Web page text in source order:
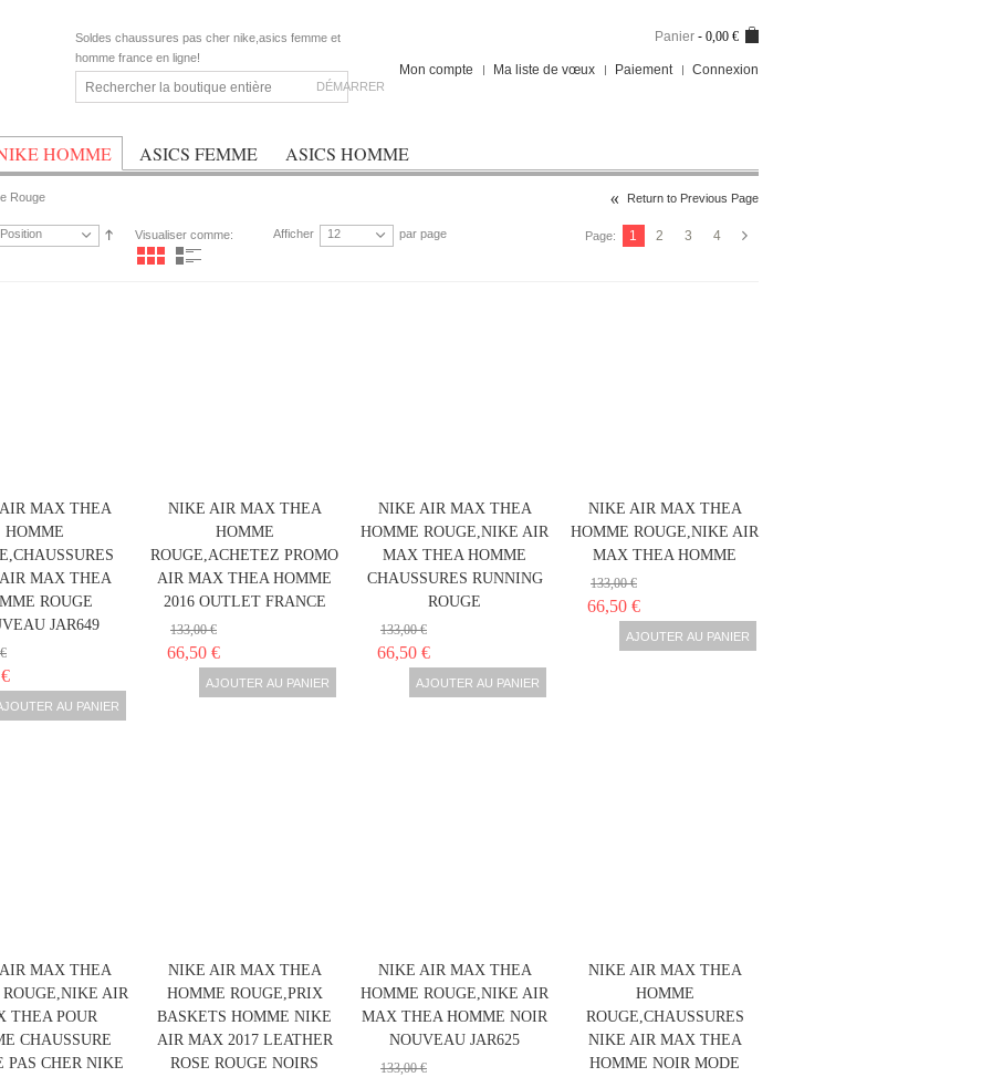
Soldes chaussures pas cher nike,asics femme et
homme france en ligne!
DÉMARRER
Panier - 0,00 €
Mon compte Ma liste de vœux Paiement Connexion
HOMME ASICS FEMME ASICS HOMME
Rouge Return to Previous Page
Position Visualiser comme: Page: 1 2 3 4
Afficher 12 par page
MAX THEA
HOMME
MAX THEA
ROUGE
JAR649
AU PANIER
NIKE AIR MAX THEA
HOMME
ROUGE,ACHETEZ PROMO
AIR MAX THEA HOMME
2016 OUTLET FRANCE
133,00 €
66,50 €
AJOUTER AU PANIER
NIKE AIR MAX THEA
HOMME ROUGE,NIKE AIR
MAX THEA HOMME
CHAUSSURES RUNNING
ROUGE
133,00 €
66,50 €
AJOUTER AU PANIER
NIKE AIR MAX THEA
HOMME ROUGE,NIKE AIR
MAX THEA HOMME
133,00 €
66,50 €
AJOUTER AU PANIER
MAX THEA
AIR
THEA POUR
CHAUSSURE
PAS CHER NIKE
NIKE AIR MAX THEA
HOMME ROUGE,PRIX
BASKETS HOMME NIKE
AIR MAX 2017 LEATHER
ROSE ROUGE NOIRS
NIKE AIR MAX THEA
HOMME ROUGE,NIKE AIR
MAX THEA HOMME NOIR
NOUVEAU JAR625
133,00 €
NIKE AIR MAX THEA
HOMME
ROUGE,CHAUSSURES
NIKE AIR MAX THEA
HOMME NOIR MODE